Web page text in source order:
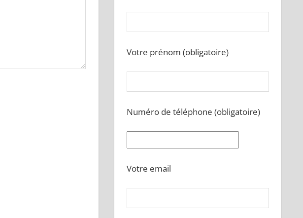
Votre prénom (obligatoire)
Numéro de téléphone (obligatoire)
Votre email